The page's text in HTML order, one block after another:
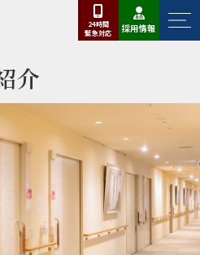
24時間
緊急対応 採用情報
介